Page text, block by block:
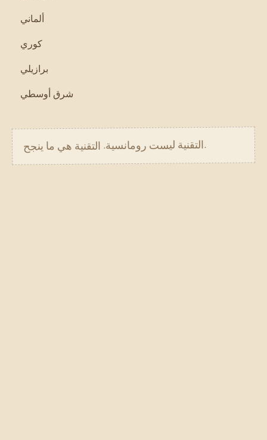
ألماني
كوري
برازيلي
شرق أوسطي
التقنية ليست رومانسية. التقنية هي ما ينجح.